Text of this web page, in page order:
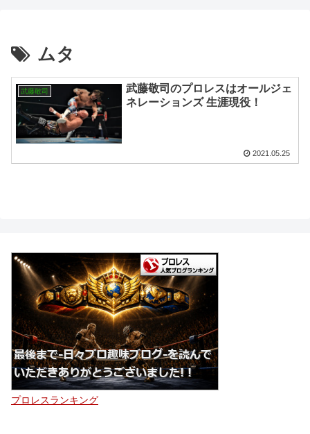
ムタ
武藤敬司
武藤敬司のプロレスはオールジェ
ネレーションズ 生涯現役！
2021.05.25
プロレスランキング